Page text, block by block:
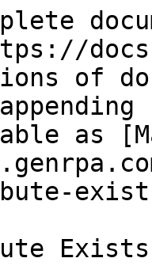
of
as
Exists